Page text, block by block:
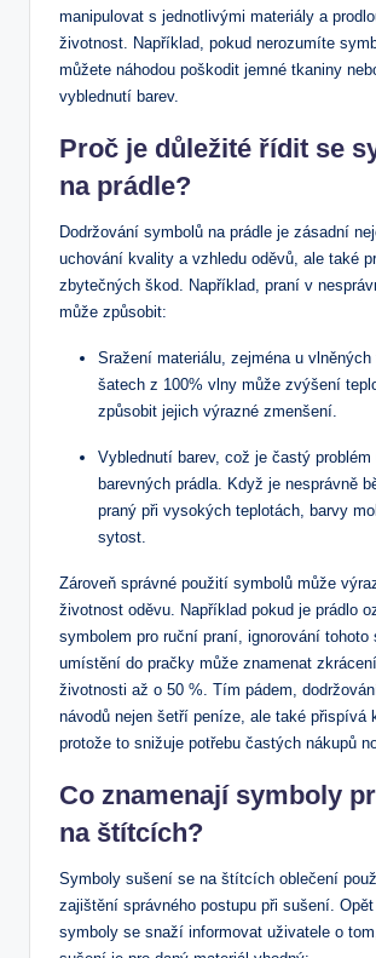
manipulovat s jednotlivými materiály a
životnost. Například, pokud nerozumíte
můžete náhodou poškodit jemné tkaniny
vyblednutí barev.
Proč je důležité řídit se
na prádle?
Dodržování symbolů na prádle je zásadní
uchování kvality a vzhledu oděvů, ale také
zbytečných škod. Například, praní v
může způsobit:
Sražení materiálu, zejména u vlněných
šatech z 100% vlny může zvýšení
způsobit jejich výrazné zmenšení.
Vyblednutí barev, což je častý problém
barevných prádla. Když je nesprávně
praný při vysokých teplotách, barvy
sytost.
Zároveň správné použití symbolů může
životnost oděvu. Například pokud je prádlo
symbolem pro ruční praní, ignorování tohoto
umístění do pračky může znamenat
životnosti až o 50 %. Tím pádem,
návodů nejen šetří peníze, ale také přispívá
protože to snižuje potřebu častých nákupů
Co znamenají symboly
na štítcích?
Symboly sušení se na štítcích oblečení
zajištění správného postupu při sušení.
symboly se snaží informovat uživatele o